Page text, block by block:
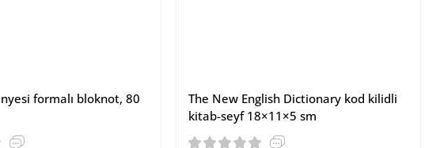
formalı bloknot, 80
The New English Dictionary kod kilidli
kitab-seyf 18×11×5 sm